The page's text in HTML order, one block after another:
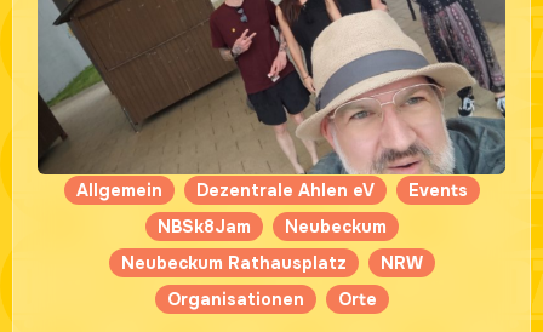
Allgemein Dezentrale Ahlen eV
Events
NBSk8Jam
Neubeckum
Neubeckum Rathausplatz
NRW
Organisationen
Orte